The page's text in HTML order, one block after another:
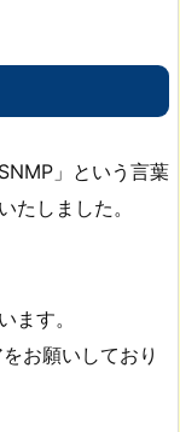
」という言葉
たしました。
ます。
お願いしており